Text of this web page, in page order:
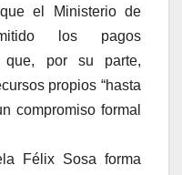
el Ministerio de
los pagos
que, por su parte,
propios “hasta
compromiso formal
Félix Sosa forma